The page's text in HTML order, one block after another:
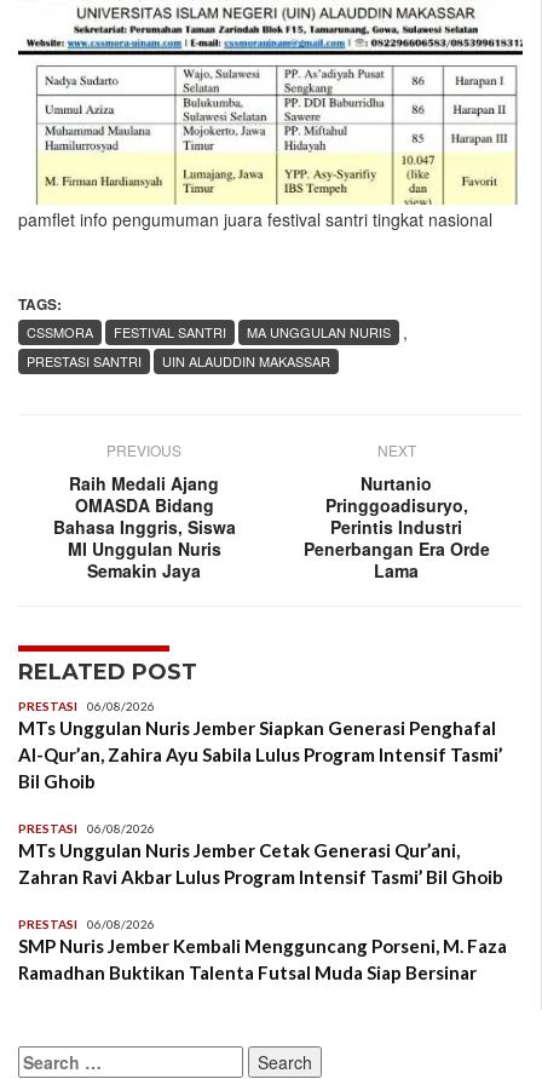
pamflet info pengumuman juara festival santri tingkat nasional
TAGS:
,
CSSMORA FESTIVAL SANTRI
MA UNGGULAN NURIS
PRESTASI SANTRI
UIN ALAUDDIN MAKASSAR
PREVIOUS
Raih Medali Ajang
OMASDA Bidang
Bahasa Inggris, Siswa
MI Unggulan Nuris
Semakin Jaya
NEXT
Nurtanio
Pringgoadisuryo,
Perintis Industri
Penerbangan Era Orde
Lama
RELATED POST
PRESTASI 06/08/2026
MTs Unggulan Nuris Jember Siapkan Generasi Penghafal
Al-Qur’an, Zahira Ayu Sabila Lulus Program Intensif Tasmi’
Bil Ghoib
PRESTASI 06/08/2026
MTs Unggulan Nuris Jember Cetak Generasi Qur’ani,
Zahran Ravi Akbar Lulus Program Intensif Tasmi’ Bil Ghoib
PRESTASI 06/08/2026
SMP Nuris Jember Kembali Mengguncang Porseni, M. Faza
Ramadhan Buktikan Talenta Futsal Muda Siap Bersinar
Search